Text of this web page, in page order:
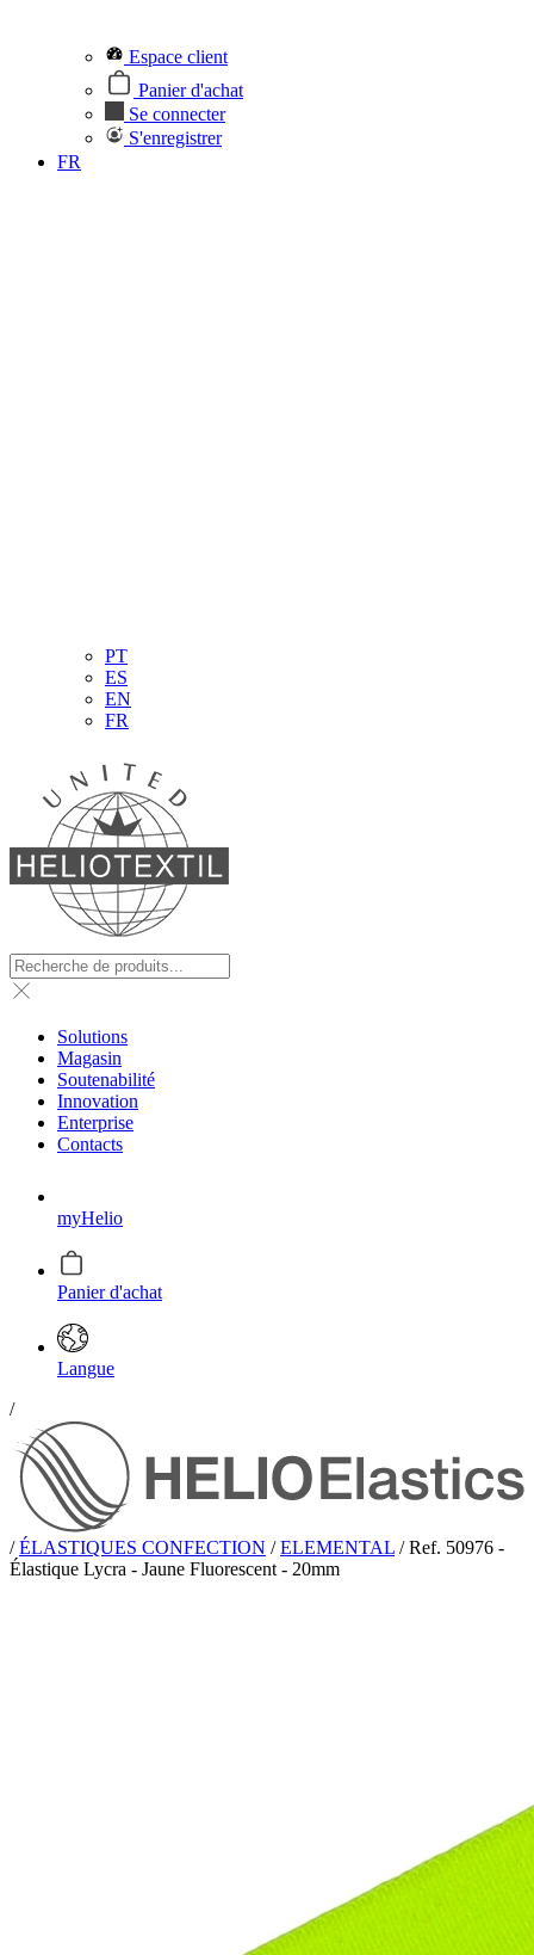
Espace client
Panier d'achat
Se connecter
S'enregistrer
FR
PT
ES
EN
FR
Solutions
Magasin
Soutenabilité
Innovation
Enterprise
Contacts
myHelio
Panier d'achat
Langue
/
/ ÉLASTIQUES CONFECTION / ELEMENTAL / Ref. 50976 -
Élastique Lycra - Jaune Fluorescent - 20mm